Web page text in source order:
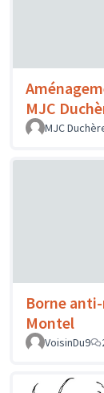
MJC
MJC
Borne
Montel
VoisinDu9